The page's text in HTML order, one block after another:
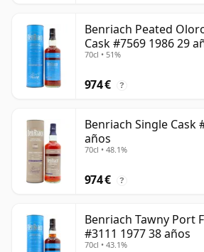
Benriach Peated
Cask #7569 1986 29
70cl • 51%
974 € ?
Benriach Single Cask
años
70cl • 48.1%
974 € ?
Benriach Tawny Port
#3111 1977 38 años
70cl • 43.1%